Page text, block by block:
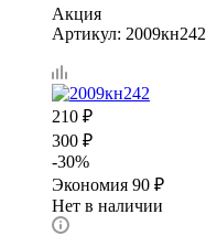
Акция
Артикул: 2009кн242
210 ₽
300 ₽
-30%
Экономия 90 ₽
Нет в наличии